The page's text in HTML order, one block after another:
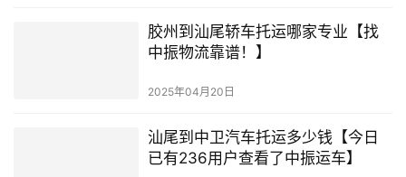
胶州到汕尾轿车托运哪家专业【找
中振物流靠谱！】
2025年04月20日
汕尾到中卫汽车托运多少钱【今日
已有236用户查看了中振运车】